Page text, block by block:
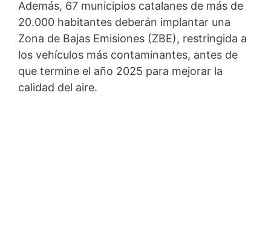
Además, 67 municipios catalanes de más de
20.000 habitantes deberán implantar una
Zona de Bajas Emisiones (ZBE), restringida a
los vehículos más contaminantes, antes de
que termine el año 2025 para mejorar la
calidad del aire.